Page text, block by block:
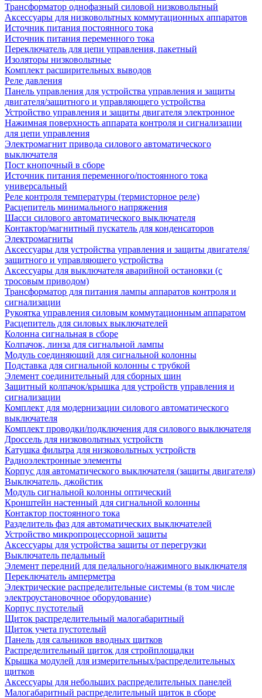
Трансформатор однофазный силовой низковольтный
Аксессуары для низковольтных коммутационных аппаратов
Источник питания постоянного тока
Источник питания переменного тока
Переключатель для цепи управления, пакетный
Изоляторы низковольтные
Комплект расширительных выводов
Реле давления
Панель управления для устройства управления и защиты
двигателя/защитного и управляющего устройства
Устройство управления и защиты двигателя электронное
Нажимная поверхность аппарата контроля и сигнализации
для цепи управления
Электромагнит привода силового автоматического
выключателя
Пост кнопочный в сборе
Источник питания переменного/постоянного тока
универсальный
Реле контроля температуры (термисторное реле)
Расцепитель минимального напряжения
Шасси силового автоматического выключателя
Контактор/магнитный пускатель для конденсаторов
Электромагниты
Аксессуары для устройства управления и защиты двигателя/
защитного и управляющего устройства
Аксессуары для выключателя аварийной остановки (с
тросовым приводом)
Трансформатор для питания лампы аппаратов контроля и
сигнализации
Рукоятка управления силовым коммутационным аппаратом
Расцепитель для силовых выключателей
Колонна сигнальная в сборе
Колпачок, линза для сигнальной лампы
Модуль соединяющий для сигнальной колонны
Подставка для сигнальной колонны с трубкой
Элемент соединительный для сборных шин
Защитный колпачок/крышка для устройств управления и
сигнализации
Комплект для модернизации силового автоматического
выключателя
Комплект проводки/подключения для силового выключателя
Дроссель для низковольтных устройств
Катушка фильтра для низковольтных устройств
Радиоэлектронные элементы
Корпус для автоматического выключателя (защиты двигателя)
Выключатель, джойстик
Модуль сигнальной колонны оптический
Кронштейн настенный для сигнальной колонны
Контактор постоянного тока
Разделитель фаз для автоматических выключателей
Устройство микропроцессорной защиты
Аксессуары для устройства защиты от перегрузки
Выключатель педальный
Элемент передний для педального/нажимного выключателя
Переключатель амперметра
Электрические распределительные системы (в том числе
электроустановочное оборудование)
Корпус пустотелый
Щиток распределительный малогабаритный
Щиток учета пустотелый
Панель для сальников вводных щитков
Распределительный щиток для стройплощадки
Крышка модулей для измерительных/распределительных
щитков
Аксессуары для небольших распределительных панелей
Малогабаритный распределительный щиток в сборе